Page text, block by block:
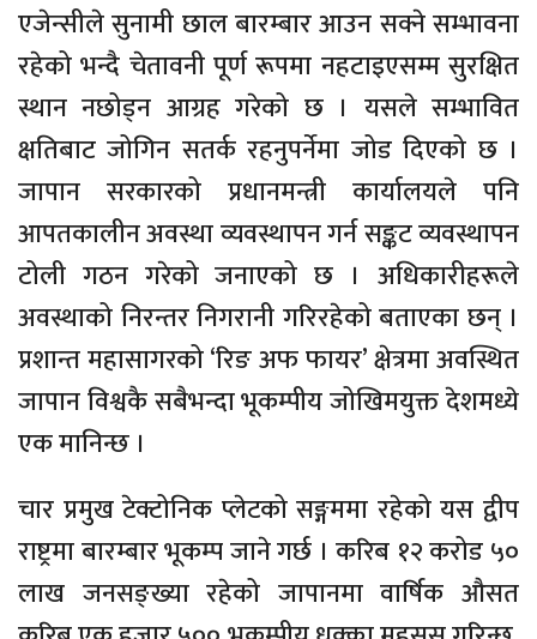
एजेन्सीले सुनामी छाल बारम्बार आउन सक्ने सम्भावना
रहेको भन्दै चेतावनी पूर्ण रूपमा नहटाइएसम्म सुरक्षित
स्थान नछोड्न आग्रह गरेको छ । यसले सम्भावित
क्षतिबाट जोगिन सतर्क रहनुपर्नेमा जोड दिएको छ ।
जापान सरकारको प्रधानमन्त्री कार्यालयले पनि
आपतकालीन अवस्था व्यवस्थापन गर्न सङ्कट व्यवस्थापन
टोली गठन गरेको जनाएको छ । अधिकारीहरूले
अवस्थाको निरन्तर निगरानी गरिरहेको बताएका छन् ।
प्रशान्त महासागरको ‘रिङ अफ फायर’ क्षेत्रमा अवस्थित
जापान विश्वकै सबैभन्दा भूकम्पीय जोखिमयुक्त देशमध्ये
एक मानिन्छ ।
चार प्रमुख टेक्टोनिक प्लेटको सङ्गममा रहेको यस द्वीप
राष्ट्रमा बारम्बार भूकम्प जाने गर्छ । करिब १२ करोड ५०
लाख जनसङ्ख्या रहेको जापानमा वार्षिक औसत